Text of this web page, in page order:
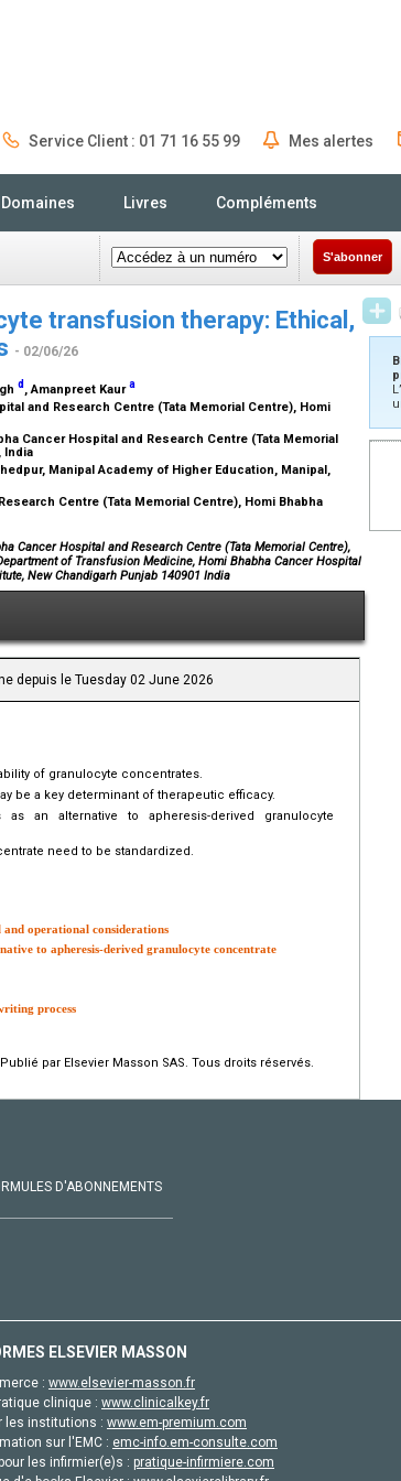
Service Client : 01 71 16 55 99 Mes alertes
Domaines Livres Compléments
S'abonner
transfusion therapy: Ethical,
- 02/06/26
d , Amanpreet Kaura
and Research Centre (Tata Memorial Centre), Homi
Cancer Hospital and Research Centre (Tata Memorial
India
Manipal Academy of Higher Education, Manipal,
Centre (Tata Memorial Centre), Homi Bhabha
Cancer Hospital and Research Centre (Tata Memorial Centre),
of Transfusion Medicine, Homi Bhabha Cancer Hospital
New Chandigarh Punjab 140901 India
depuis le Tuesday 02 June 2026
of granulocyte concentrates.
be a key determinant of therapeutic efficacy.
an alternative to apheresis-derived granulocyte
need to be standardized.
operational considerations
to apheresis-derived granulocyte concentrate
process
par Elsevier Masson SAS. Tous droits réservés.
D'ABONNEMENTS
ELSEVIER MASSON
: www.elsevier-masson.fr
clinique : www.clinicalkey.fr
les institutions : www.em-premium.com
sur l'EMC : emc-info.em-consulte.com
les infirmier(e)s : pratique-infirmiere.com